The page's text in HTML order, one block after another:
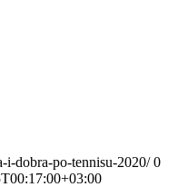
i-dobra-po-tennisu-2020/ 0